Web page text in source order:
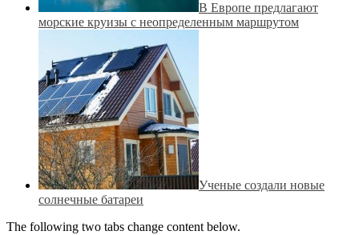
В Европе предлагают
морские круизы с неопределенным маршрутом
Ученые создали новые
солнечные батареи
The following two tabs change content below.